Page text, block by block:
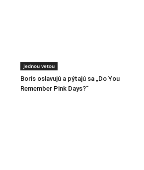
Jednou vetou
Boris oslavujú a pýtajú sa „Do You
Remember Pink Days?“